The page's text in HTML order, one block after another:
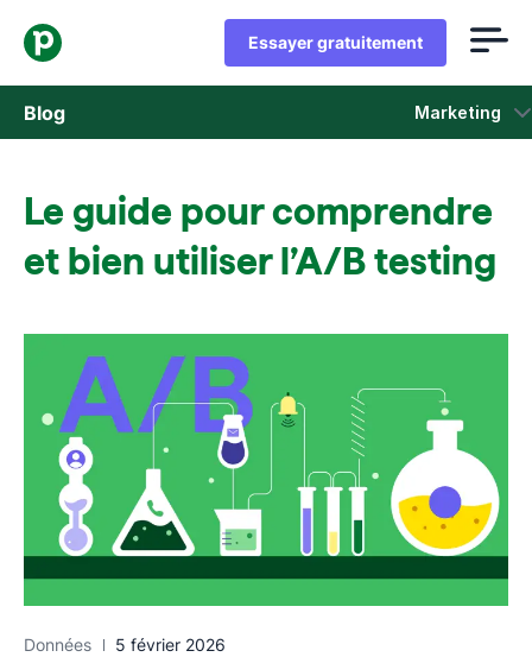
Essayer gratuitement
Blog Marketing
Marketing
S'ouvre dans une nouvelle fenêtre
Le guide pour comprendre
et bien utiliser l’A/B testing
Données 5 février 2026